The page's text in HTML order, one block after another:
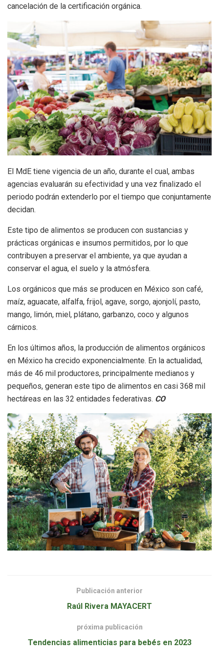
cancelación de la certificación orgánica.
El MdE tiene vigencia de un año, durante el cual, ambas
agencias evaluarán su efectividad y una vez finalizado el
periodo podrán extenderlo por el tiempo que conjuntamente
decidan.
Este tipo de alimentos se producen con sustancias y
prácticas orgánicas e insumos permitidos, por lo que
contribuyen a preservar el ambiente, ya que ayudan a
conservar el agua, el suelo y la atmósfera.
Los orgánicos que más se producen en México son café,
maíz, aguacate, alfalfa, frijol, agave, sorgo, ajonjolí, pasto,
mango, limón, miel, plátano, garbanzo, coco y algunos
cárnicos.
En los últimos años, la producción de alimentos orgánicos
en México ha crecido exponencialmente. En la actualidad,
más de 46 mil productores, principalmente medianos y
pequeños, generan este tipo de alimentos en casi 368 mil
hectáreas en las 32 entidades federativas. CO
Publicación anterior
Raúl Rivera MAYACERT
próxima publicación
Tendencias alimenticias para bebés en 2023